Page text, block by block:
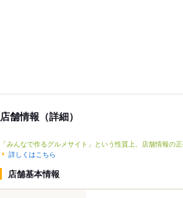
店舗情報（詳細）
「みんなで作るグルメサイト」という性質上、店舗情報の
詳しくはこちら
店舗基本情報